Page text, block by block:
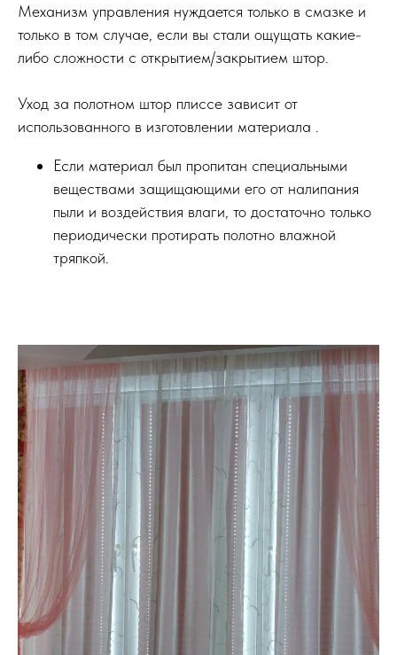
Механизм управления нуждается только в смазке и
только в том случае, если вы стали ощущать какие-
либо сложности с открытием/закрытием штор.
Уход за полотном штор плиссе зависит от
использованного в изготовлении материала .
Если материал был пропитан специальными
веществами защищающими его от налипания
пыли и воздействия влаги, то достаточно только
периодически протирать полотно влажной
тряпкой.